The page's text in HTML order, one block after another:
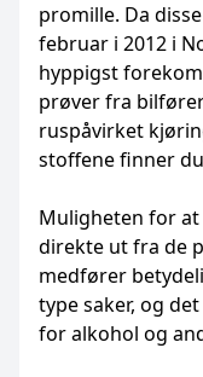
promille. Da
februar i 2012 i
hyppigst
prøver fra
ruspåvirket
stoffene finner du
Muligheten for
direkte ut fra de
medfører
type saker, og
for alkohol og